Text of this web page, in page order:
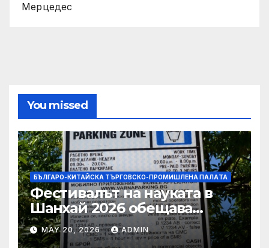
Мерцедес
You missed
БЪЛГАРО-КИТАЙСКА ТЪРГОВСКО-ПРОМИШЛЕНА ПАЛAТА
Фестивалът на науката в
Шанхай 2026 обещава
вълнуващи научно-
технологични иновации
MAY 20, 2026 ADMIN